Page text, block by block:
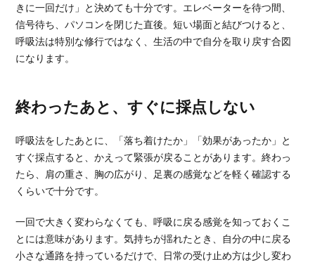
きに一回だけ」と決めても十分です。エレベーターを待つ間、
信号待ち、パソコンを閉じた直後。短い場面と結びつけると、
呼吸法は特別な修行ではなく、生活の中で自分を取り戻す合図
になります。
終わったあと、すぐに採点しない
呼吸法をしたあとに、「落ち着けたか」「効果があったか」と
すぐ採点すると、かえって緊張が戻ることがあります。終わっ
たら、肩の重さ、胸の広がり、足裏の感覚などを軽く確認する
くらいで十分です。
一回で大きく変わらなくても、呼吸に戻る感覚を知っておくこ
とには意味があります。気持ちが揺れたとき、自分の中に戻る
小さな通路を持っているだけで、日常の受け止め方は少し変わ